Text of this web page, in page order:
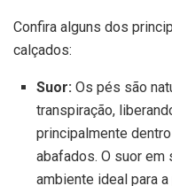
Confira alguns dos
calçados:
Suor:Os pés são
transpiração,
principalmente
abafados. O suor em
ambiente ideal para